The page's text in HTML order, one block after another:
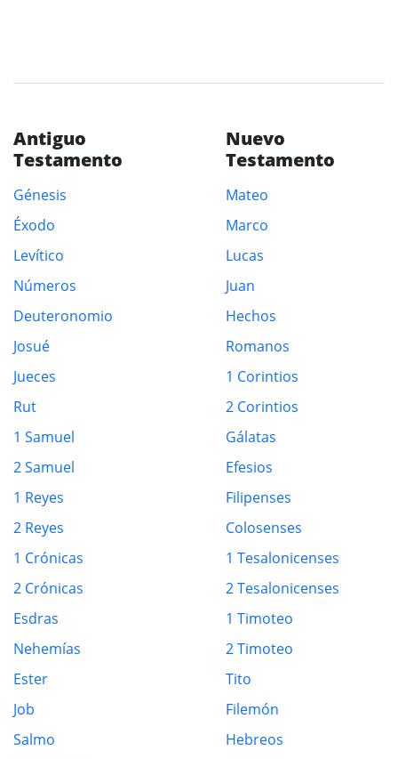
Antiguo
Testamento
Génesis
Éxodo
Levítico
Números
Deuteronomio
Josué
Jueces
Rut
1 Samuel
2 Samuel
1 Reyes
2 Reyes
1 Crónicas
2 Crónicas
Esdras
Nehemías
Ester
Job
Salmo
Nuevo
Testamento
Mateo
Marco
Lucas
Juan
Hechos
Romanos
1 Corintios
2 Corintios
Gálatas
Efesios
Filipenses
Colosenses
1 Tesalonicenses
2 Tesalonicenses
1 Timoteo
2 Timoteo
Tito
Filemón
Hebreos